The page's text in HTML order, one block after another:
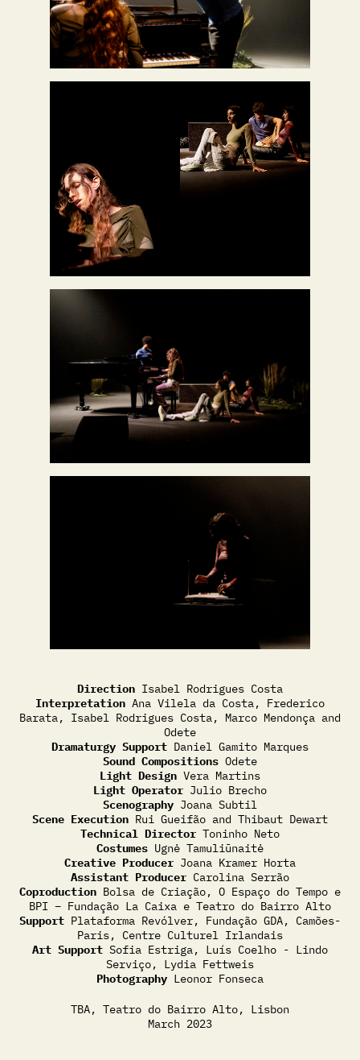
Direction Isabel Rodrigues Costa
Interpretation Ana Vilela da Costa, Frederico
Barata, Isabel Rodrigues Costa, Marco Mendonça and
Odete
Dramaturgy Support Daniel Gamito Marques
Sound Compositions Odete
Light Design Vera Martins
Light Operator Julio Brecho
Scenography Joana Subtil
Scene Execution Rui Gueifão and Thibaut Dewart
Technical Director Toninho Neto
Costumes Ugnė Tamuliūnaitė
Creative Producer Joana Kramer Horta
Assistant Producer Carolina Serrão
Coproduction Bolsa de Criação, O Espaço do Tempo e
BPI – Fundação La Caixa e Teatro do Bairro Alto
Support Plataforma Revólver, Fundação GDA, Camões-
Paris, Centre Culturel Irlandais
Art Support Sofia Estriga, Luís Coelho - Lindo
Serviço, Lydia Fettweis
Photography Leonor Fonseca
TBA, Teatro do Bairro Alto, Lisbon
March 2023